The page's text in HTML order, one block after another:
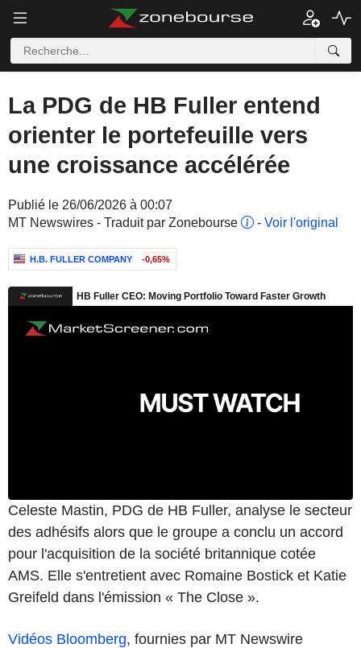
La PDG de HB Fuller entend
orienter le portefeuille vers
une croissance accélérée
Publié le 26/06/2026 à 00:07
MT Newswires - Traduit par Zonebourse
- Voir l'original
H.B. FULLER COMPANY -0,65%
Celeste Mastin, PDG de HB Fuller, analyse le secteur
des adhésifs alors que le groupe a conclu un accord
pour l'acquisition de la société britannique cotée
AMS. Elle s'entretient avec Romaine Bostick et Katie
Greifeld dans l'émission « The Close ».
Vidéos Bloomberg, fournies par MT Newswire